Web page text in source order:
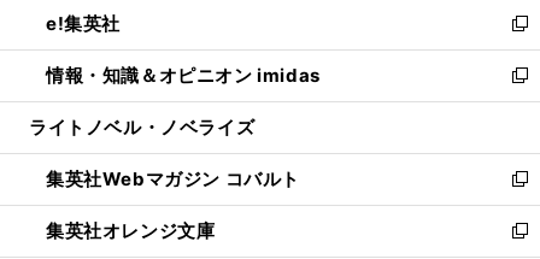
く
で
開
く
ド
ウ
で
開
ィ
ン
ド
ウ
開
く
い
ウ
ィ
ン
ウ
で
開
く
e!集英社
新
し
い
ウ
ン
ド
ウ
で
情報・知識＆オピニオン imidas
新
し
ウ
ィ
ン
ド
ライトノベル・ノベライズ
集英社Webマガジン コバルト
新
し
い
集英社オレンジ文庫
新